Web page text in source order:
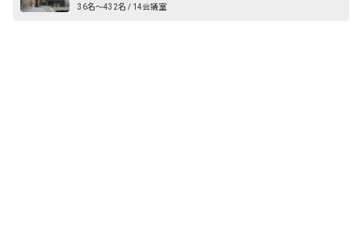
36名〜432名 / 14会議室